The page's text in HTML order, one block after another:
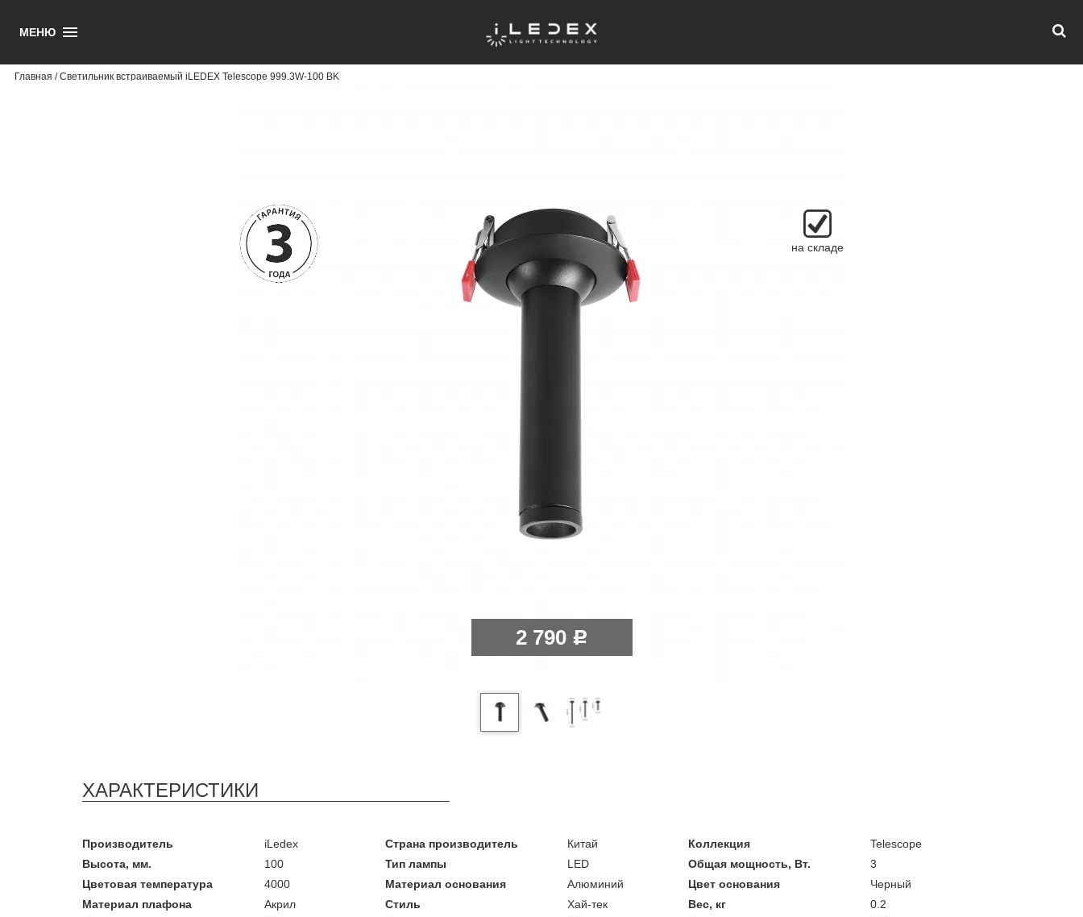
МЕНЮ
Главная / Светильник встраиваемый iLEDEX Telescope 999.3W-100 BK
на складе
2 790 Р
ХАРАКТЕРИСТИКИ
Производитель iLedex Страна производитель Китай Коллекция
Telescope
Высота, мм.
100 Тип лампы LED Общая мощность, Вт.
3
Цветовая температура
4000 Материал основания Алюминий Цвет основания
Черный
Материал плафона
Акрил Стиль Хай-тек Вес, кг
0.2